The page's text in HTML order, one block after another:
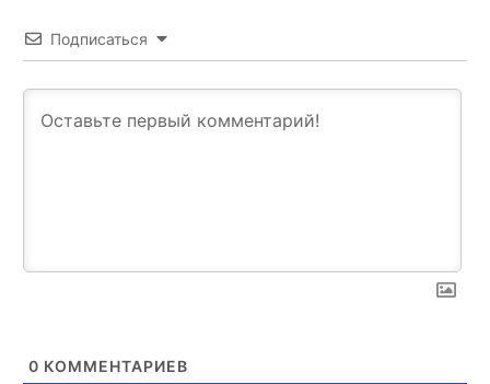
Подписаться
0 КОММЕНТАРИЕВ